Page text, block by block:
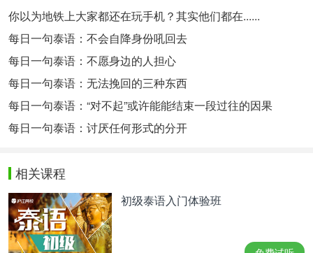
你以为地铁上大家都还在玩手机？其实他们都在......
每日一句泰语：不会自降身份吼回去
每日一句泰语：不愿身边的人担心
每日一句泰语：无法挽回的三种东西
每日一句泰语：“对不起”或许能能结束一段过往的因果
每日一句泰语：讨厌任何形式的分开
相关课程
初级泰语入门体验班